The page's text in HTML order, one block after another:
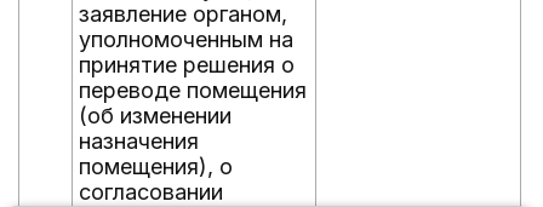
заявление органом,
уполномоченным на
принятие решения о
переводе помещения
(об изменении
назначения
помещения), о
согласовании